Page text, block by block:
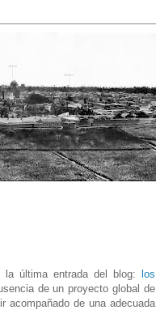
última entrada del blog: los
de un proyecto global de
acompañado de una adecuada